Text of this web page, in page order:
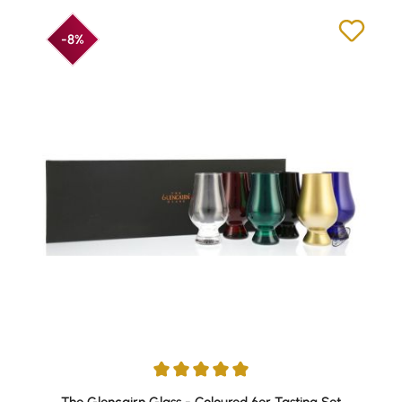
-8%
Durchschnittliche Bewertung von 5 von 5 Sternen